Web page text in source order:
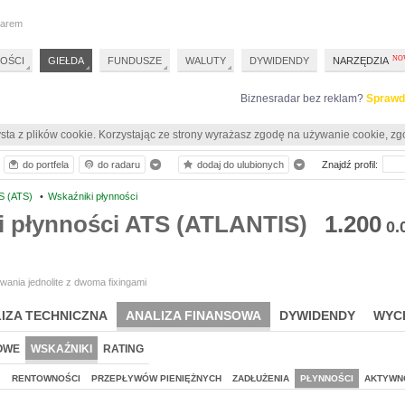
Biznesradar bez reklam?
z plików cookie. Korzystając ze strony wyrażasz zgodę na używanie cookie,
(ATS) • Wskaźniki płynności
ATS (ATLANTIS) 1.200
jednolite z dwoma fixingami
TECHNICZNA ANALIZA FINANSOWA DYWIDENDY
WSKAŹNIKI RATING
RENTOWNOŚCI PRZEPŁYWÓW PIENIĘŻNYCH ZADŁUŻENIA PŁYNNOŚCI
do portfela do radaru dodaj do ulubionych Znajdź profil:
GIEŁDA FUNDUSZE WALUTY DYWIDENDY NARZĘDZIA